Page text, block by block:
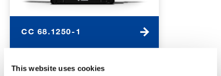
This website uses cookies
CC 68.1250-1
CAPACITÉ: 1250 t